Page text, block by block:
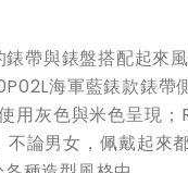
帶與錶盤搭配起來
海軍藍錶款錶帶
用灰色與米色呈現
論男女，佩戴起來